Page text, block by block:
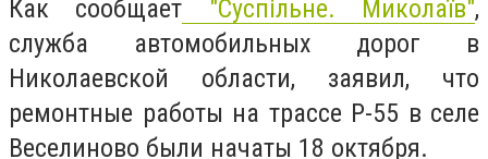
Как сообщает "Суспільне. Миколаїв",
служба автомобильных дорог в
Николаевской области, заявил, что
ремонтные работы на трассе Р-55 в селе
Веселиново были начаты 18 октября.